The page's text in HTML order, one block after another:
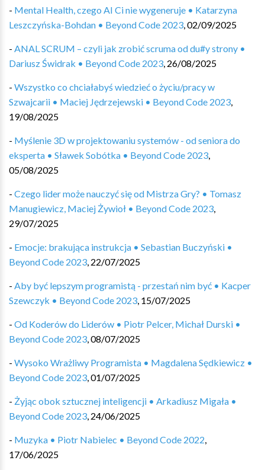
- Mental Health, czego AI Ci nie wygeneruje • Katarzyna
Leszczyńska-Bohdan • Beyond Code 2023,02/09/2025
- ANAL SCRUM – czyli jak zrobić scruma od du#y strony •
Dariusz Świdrak • Beyond Code 2023, 26/08/2025
- Wszystko co chciałabyś wiedzieć o życiu/pracy w
Szwajcarii • Maciej Jędrzejewski • Beyond Code 2023,
19/08/2025
- Myślenie 3D w projektowaniu systemów - od seniora do
eksperta • Sławek Sobótka • Beyond Code 2023,
05/08/2025
- Czego lider może nauczyć się od Mistrza Gry? • Tomasz
Manugiewicz, Maciej Żywioł • Beyond Code 2023,
29/07/2025
- Emocje: brakująca instrukcja • Sebastian Buczyński •
Beyond Code 2023, 22/07/2025
- Aby być lepszym programistą - przestań nim być • Kacper
Szewczyk • Beyond Code 2023, 15/07/2025
- Od Koderów do Liderów • Piotr Pelcer, Michał Durski •
Beyond Code 2023,08/07/2025
- Wysoko Wrażliwy Programista • Magdalena Sędkiewicz •
Beyond Code 2023,01/07/2025
- Żyjąc obok sztucznej inteligencji • Arkadiusz Migała •
Beyond Code 2023, 24/06/2025
- Muzyka • Piotr Nabielec • Beyond Code 2022,
17/06/2025